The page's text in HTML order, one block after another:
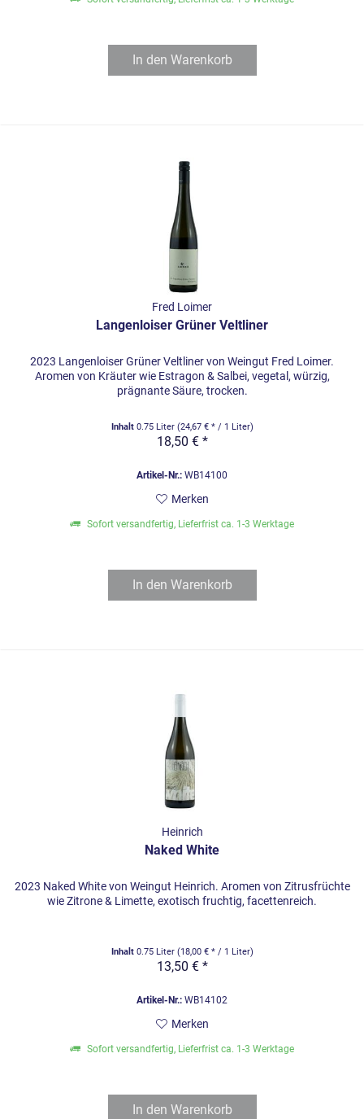
In den Warenkorb
Fred Loimer
Langenloiser Grüner Veltliner
2023 Langenloiser Grüner Veltliner von Weingut Fred Loimer.
Aromen von Kräuter wie Estragon & Salbei, vegetal, würzig,
prägnante Säure, trocken.
Inhalt 0.75 Liter (24,67 € * / 1 Liter)
18,50 € *
Artikel-Nr.: WB14100
Merken
Sofort versandfertig, Lieferfrist ca. 1-3 Werktage
In den Warenkorb
Heinrich
Naked White
2023 Naked White von Weingut Heinrich. Aromen von Zitrusfrüchte
wie Zitrone & Limette, exotisch fruchtig, facettenreich.
Inhalt 0.75 Liter (18,00 € * / 1 Liter)
13,50 € *
Artikel-Nr.: WB14102
Merken
Sofort versandfertig, Lieferfrist ca. 1-3 Werktage
In den Warenkorb